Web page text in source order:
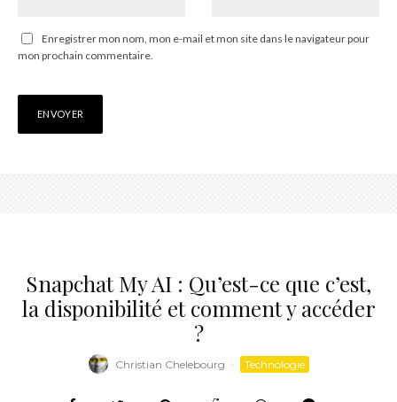
Enregistrer mon nom, mon e-mail et mon site dans le navigateur pour
mon prochain commentaire.
Snapchat My AI : Qu’est-ce que c’est,
la disponibilité et comment y accéder
?
Christian Chelebourg · Technologie